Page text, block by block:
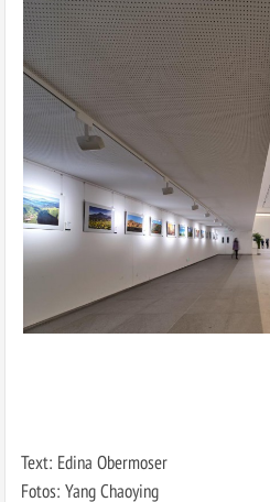
Text: Edina Obermoser
Fotos: Yang Chaoying